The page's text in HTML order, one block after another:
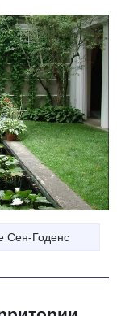
Сен-Годенс